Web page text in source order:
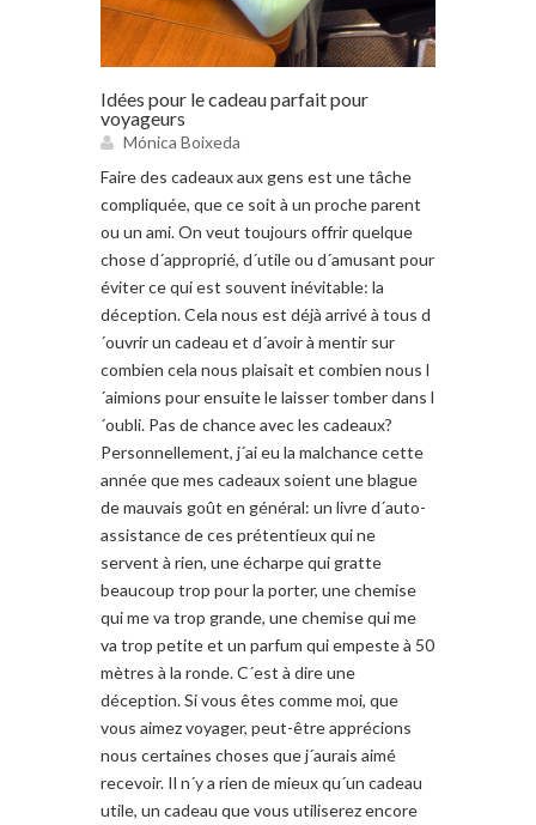
Idées pour le cadeau parfait pour
voyageurs
Mónica Boixeda
Faire des cadeaux aux gens est une tâche
compliquée, que ce soit à un proche parent
ou un ami. On veut toujours offrir quelque
chose d´approprié, d´utile ou d´amusant pour
éviter ce qui est souvent inévitable: la
déception. Cela nous est déjà arrivé à tous d
´ouvrir un cadeau et d´avoir à mentir sur
combien cela nous plaisait et combien nous l
´aimions pour ensuite le laisser tomber dans l
´oubli. Pas de chance avec les cadeaux?
Personnellement, j´ai eu la malchance cette
année que mes cadeaux soient une blague
de mauvais goût en général: un livre d´auto-
assistance de ces prétentieux qui ne
servent à rien, une écharpe qui gratte
beaucoup trop pour la porter, une chemise
qui me va trop grande, une chemise qui me
va trop petite et un parfum qui empeste à 50
mètres à la ronde. C´est à dire une
déception. Si vous êtes comme moi, que
vous aimez voyager, peut-être apprécions
nous certaines choses que j´aurais aimé
recevoir. Il n´y a rien de mieux qu´un cadeau
utile, un cadeau que vous utiliserez encore